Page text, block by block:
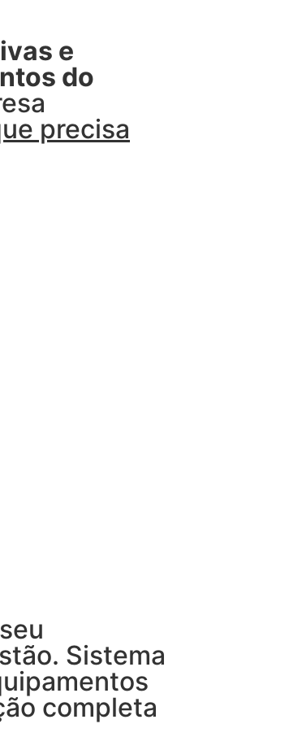
e
do
precisa
Sistema
completa